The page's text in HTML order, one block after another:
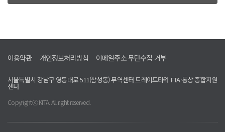
이용약관 개인정보처리방침 이메일주소 무단수집 거부
서울특별시 강남구 영동대로 511(삼성동) 무역센터 트레이드타워 FTA·통상 종합지원
센터
Copyrightⓒ KITA. All right reserved.